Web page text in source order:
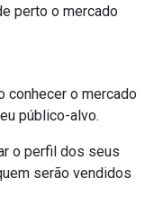
perto o mercado
conhecer o mercado
público-alvo.
o perfil dos seus
serão vendidos